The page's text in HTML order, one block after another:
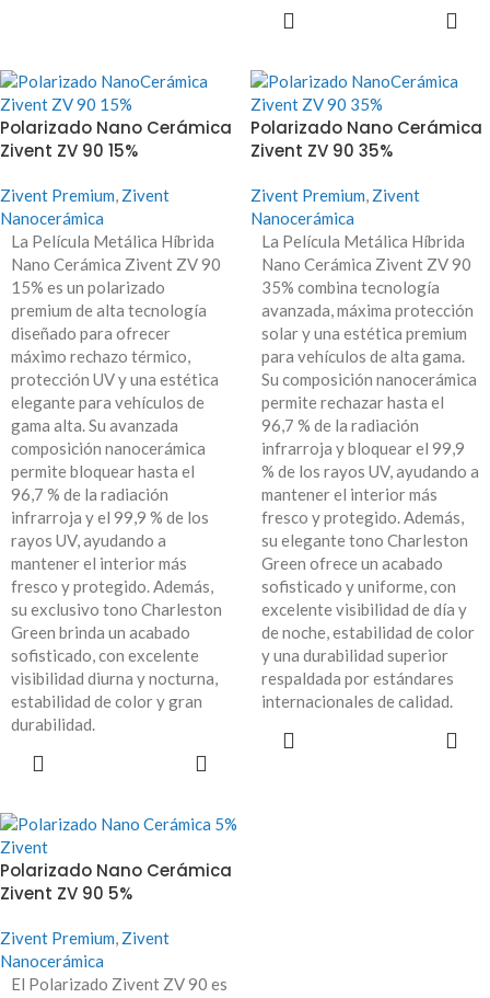
Polarizado Nano Cerámica
Zivent ZV 90 15%
Zivent Premium, Zivent
Nanocerámica
La Película Metálica Híbrida
Nano Cerámica Zivent ZV 90
15% es un polarizado
premium de alta tecnología
diseñado para ofrecer
máximo rechazo térmico,
protección UV y una estética
elegante para vehículos de
gama alta. Su avanzada
composición nanocerámica
permite bloquear hasta el
96,7 % de la radiación
infrarroja y el 99,9 % de los
rayos UV, ayudando a
mantener el interior más
fresco y protegido. Además,
su exclusivo tono Charleston
Green brinda un acabado
sofisticado, con excelente
visibilidad diurna y nocturna,
estabilidad de color y gran
durabilidad.
Polarizado Nano Cerámica
Zivent ZV 90 35%
Zivent Premium, Zivent
Nanocerámica
La Película Metálica Híbrida
Nano Cerámica Zivent ZV 90
35% combina tecnología
avanzada, máxima protección
solar y una estética premium
para vehículos de alta gama.
Su composición nanocerámica
permite rechazar hasta el
96,7 % de la radiación
infrarroja y bloquear el 99,9
% de los rayos UV, ayudando a
mantener el interior más
fresco y protegido. Además,
su elegante tono Charleston
Green ofrece un acabado
sofisticado y uniforme, con
excelente visibilidad de día y
de noche, estabilidad de color
y una durabilidad superior
respaldada por estándares
internacionales de calidad.
Polarizado Nano Cerámica
Zivent ZV 90 5%
Zivent Premium, Zivent
Nanocerámica
El Polarizado Zivent ZV 90 es